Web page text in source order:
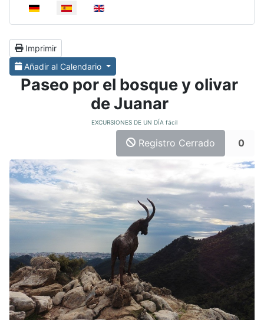
Select your language
Imprimir
Añadir al Calendario
Paseo por el bosque y olivar
de Juanar
EXCURSIONES DE UN DÍA fácil
Registro Cerrado 0